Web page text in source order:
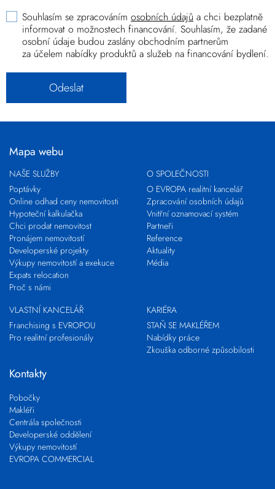
Souhlasím se zpracováním osobních údajů a chci bezplatně
informovat o možnostech financování. Souhlasím, že zadané
osobní údaje budou zaslány obchodním partnerům
za účelem nabídky produktů a služeb na financování bydlení.
Mapa webu
NAŠE SLUŽBY
Poptávky
Online odhad ceny nemovitosti
Hypoteční kalkulačka
Chci prodat nemovitost
Pronájem nemovitostí
Developerské projekty
Výkupy nemovitostí a exekuce
Expats relocation
Proč s námi
O SPOLEČNOSTI
O EVROPA realitní kancelář
Zpracování osobních údajů
Vnitřní oznamovací systém
Partneři
Reference
Aktuality
Média
VLASTNÍ KANCELÁŘ
Franchising s EVROPOU
Pro realitní profesionály
KARIÉRA
STAŇ SE MAKLÉŘEM
Nabídky práce
Zkouška odborné způsobilosti
Kontakty
Pobočky
Makléři
Centrála společnosti
Developerské oddělení
Výkupy nemovitostí
EVROPA COMMERCIAL